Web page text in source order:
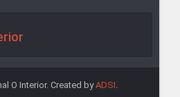
O Interior. Created byADSI